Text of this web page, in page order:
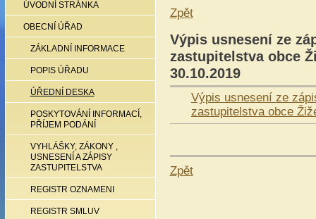
ÚVODNÍ STRÁNKA
OBECNÍ ÚŘAD
ZÁKLADNÍ INFORMACE
POPIS ÚŘADU
ÚŘEDNÍ DESKA
POSKYTOVÁNÍ INFORMACÍ,
PŘÍJEM PODÁNÍ
VYHLÁŠKY, ZÁKONY ,
USNESENÍ A ZÁPISY
ZASTUPITELSTVA
REGISTR OZNAMENI
REGISTR SMLUV
Zpět
Výpis usnesení ze
zastupitelstva obce
30.10.2019
Výpis usnesení ze
zastupitelstva obce
Zpět